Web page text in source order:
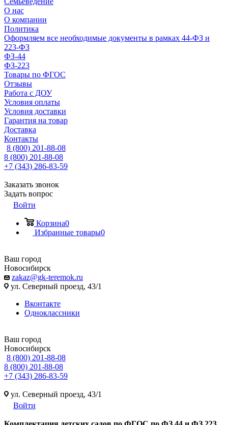
О нас
О компании
Политика
Оформляем все необходимые документы в рамках 44-ФЗ и
223-ФЗ
ФЗ-44
ФЗ-223
Товары по ФГОС
Отзывы
Работа с ДОУ
Условия оплаты
Условия доставки
Гарантия на товар
Доставка
Контакты
8 (800) 201-88-08
8 (800) 201-88-08
+7 (343) 286-83-59
Заказать звонок
Задать вопрос
Войти
Корзина0
Избранные товары0
Ваш город
Новосибирск
zakaz@gk-teremok.ru
ул. Северный проезд, 43/1
Вконтакте
Одноклассники
Ваш город
Новосибирск
8 (800) 201-88-08
8 (800) 201-88-08
+7 (343) 286-83-59
ул. Северный проезд, 43/1
Войти